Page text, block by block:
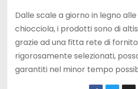
Dalle scale a giorno in legno
chiocciola, i prodotti sono di
grazie ad una fitta rete di
rigorosamente selezionati,
garantiti nel minor tempo